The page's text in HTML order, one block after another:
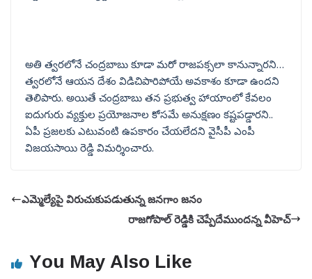
అతి త్వరలోనే చంద్రబాబు కూడా మరో రాజపక్సలా కానున్నారని…
త్వరలోనే ఆయన దేశం విడిచిపారిపోయే అవకాశం కూడా ఉందని
తెలిపారు. అయితే చంద్రబాబు తన ప్రభుత్వ హాయాంలో కేవలం
ఐదుగురు వ్యక్తుల ప్రయోజనాల కోసమే అనుక్షణం కష్టపడ్డారని..
ఏపీ ప్రజలకు ఎటువంటి ఉపకారం చేయలేదని వైసీపీ ఎంపీ
విజయసాయి రెడ్డి విమర్శించారు.
ఎమ్మెల్యేపై విరుచుకుపడుతున్న జనగాం జనం
రాజగోపాల్ రెడ్డికి చెప్పేదేముందన్న వీహెచ్
You May Also Like